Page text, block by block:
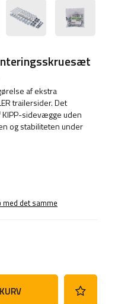
af ekstra
trailersider. Det
sidevægge uden
og stabiliteten under
med det samme